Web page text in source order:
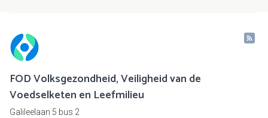
FOD Volksgezondheid, Veiligheid van de
Voedselketen en Leefmilieu
Galileelaan 5 bus 2